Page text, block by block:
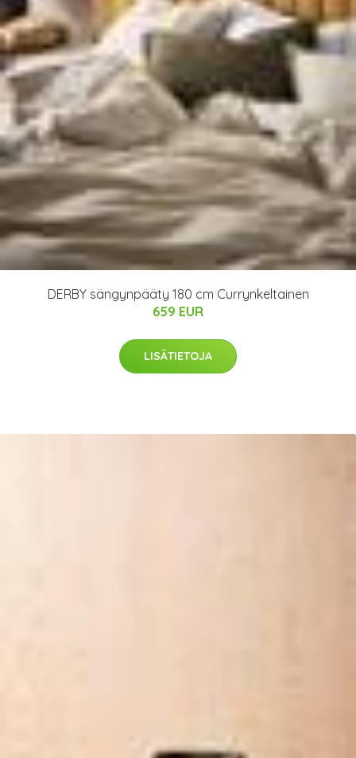
DERBY sängynpääty 180 cm Currynkeltainen
659 EUR
LISÄTIETOJA